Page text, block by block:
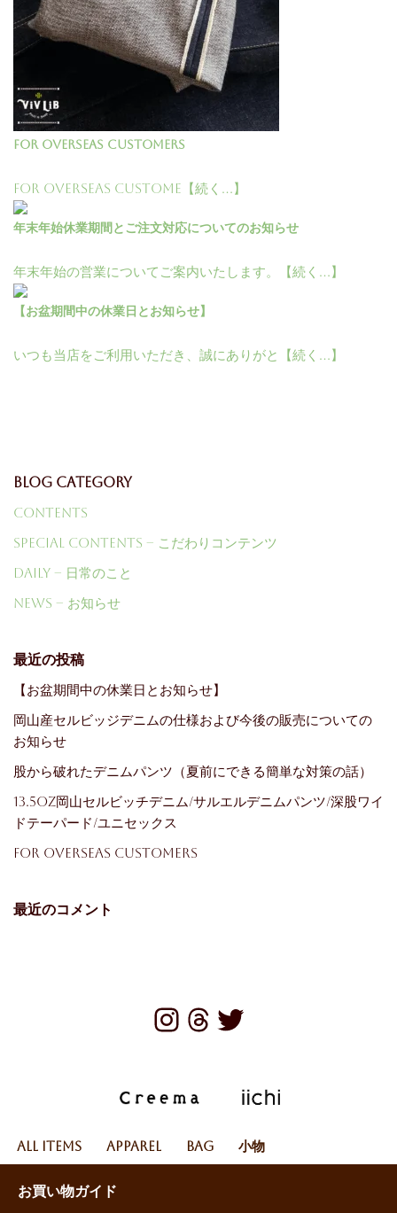
For Overseas Customers
For Overseas Custome【続く…】
年末年始休業期間とご注文対応についてのお知らせ
年末年始の営業についてご案内いたします。【続く…】
【お盆期間中の休業日とお知らせ】
いつも当店をご利用いただき、誠にありがと【続く…】
Blog Category
Contents
Special Contents – こだわりコンテンツ
Daily – 日常のこと
News – お知らせ
最近の投稿
【お盆期間中の休業日とお知らせ】
岡山産セルビッジデニムの仕様および今後の販売についての
お知らせ
股から破れたデニムパンツ（夏前にできる簡単な対策の話）
13.5oz岡山セルビッチデニム/サルエルデニムパンツ/深股ワイ
ドテーパード/ユニセックス
For Overseas Customers
最近のコメント
All Items Apparel Bag 小物
お買い物ガイド